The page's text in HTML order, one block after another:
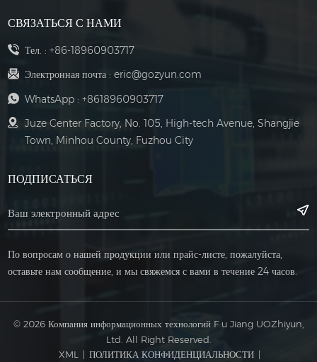
СВЯЗАТЬСЯ С НАМИ
Тел. : +86-18960903717
Электронная почта : eric@gozyun.com
WhatsApp : +8618960903717
Juze Center Factory, No. 105, High-tech Avenue, Shangjie
Town, Minhou County, Fuzhou City
ПОДПИСАТЬСЯ
По вопросам о нашей продукции или прайс-листе, пожалуйста,
оставьте нам сообщение, и мы свяжемся с вами в течение 24 часов.
© 2026 Компания информационных технологий F u Jiang UOZhiyun,
Ltd. All Right Reserved.
XML | ПОЛИТИКА КОНФИДЕНЦИАЛЬНОСТИ |